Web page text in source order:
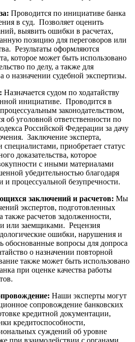
Проводится по инициативе банка
в суд. Позволяет оценить
выявить ошибки в расчетах,
позицию для переговоров или
Результаты оформляются
которое может быть использовано
по делу, а также для
о назначении судебной экспертизы.
Назначается судом по ходатайству
инициативе. Проводится в
законодательством,
об уголовной ответственности по
Российской Федерации за дачу
Заключение эксперта,
приобретает статус
доказательства, которое
с иными материалами
убедительностью благодаря
и процессуальной безупречности.
заключений и расчетов: Мы
экспертов, подготовленных
расчетов задолженности,
или заемщиками. Рецензия
ошибки, нарушения и
обоснованные вопросы для допроса
о назначении повторной
также может быть использовано
при оценке качества работы
Наши эксперты могут
сопровождение банковских
кредитной документации,
кредитоспособности,
суждений об уровне
при взаимодействии с органами